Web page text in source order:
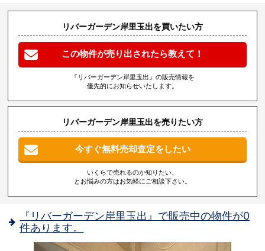
リバーガーデン岸里玉出を買いたい方
この物件が売り出されたら教えて！
『リバーガーデン岸里玉出』の販売情報を
優先的にお知らせいたします。
リバーガーデン岸里玉出を売りたい方
今すぐ無料売却査定をしたい
いくらで売れるのか知りたい、
とお悩みの方はお気軽にご相談下さい。
『リバーガーデン岸里玉出』で販売中の物件が0
件あります。